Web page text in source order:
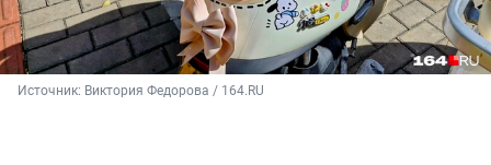
Источник: Виктория Федорова / 164.RU